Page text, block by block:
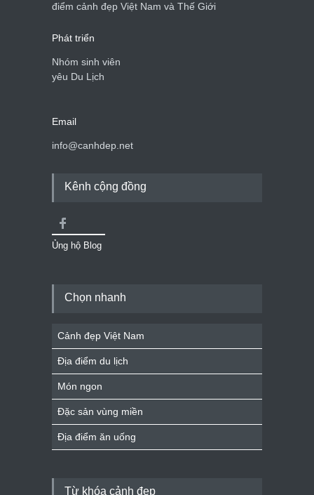
điểm cảnh đẹp Việt Nam và Thế Giới
Phát triển
Nhóm sinh viên
yêu Du Lịch
Email
info@canhdep.net
Kênh cộng đồng
Ủng hộ Blog
Chọn nhanh
Cảnh đẹp Việt Nam
Địa điểm du lịch
Món ngon
Đặc sản vùng miền
Địa điểm ăn uống
Từ khóa cảnh đẹp